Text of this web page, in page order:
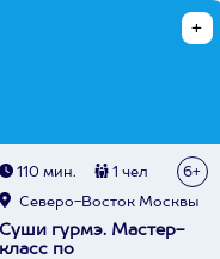
110 мин. 1 чел 6+
Северо-Восток Москвы
Суши гурмэ. Мастер-
класс по